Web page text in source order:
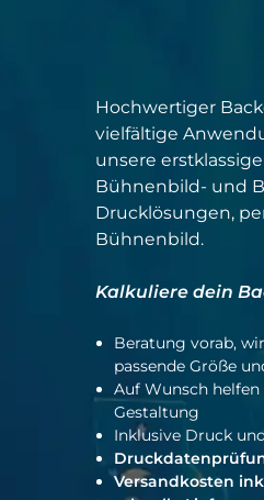
Hochwertiger
vielfältige
unsere
Bühnenbild- und
Drucklösungen,
Bühnenbild.
Kalkuliere dein
Beratung vorab,
passende Größe
Auf Wunsch
Gestaltung
Inklusive Druck
Versandkosten